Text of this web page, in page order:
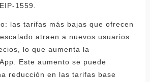
1559.
las tarifas más bajas que ofrecen
atraen a nuevos usuarios
lo que aumenta la
Este aumento se puede
reducción en las tarifas base